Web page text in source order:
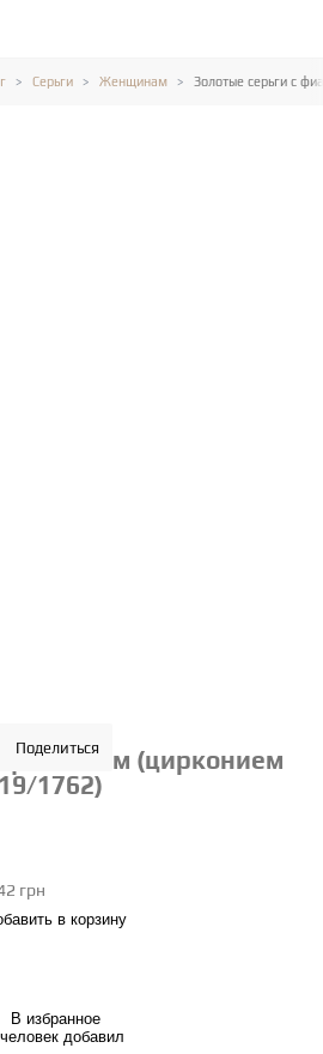
Серьги Женщинам Золотые серьги с
Поделиться
фианитом (цирконием
1762)
грн
в корзину
В избранное
добавил